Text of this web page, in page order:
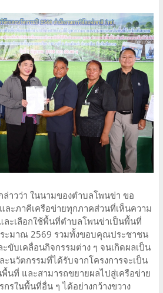
าวว่า ในนามของตำบลโพนข่า ขอ
ะภาคีเครือข่ายทุกภาคส่วนที่เห็นความ
ละเลือกใช้พื้นที่ตำบลโพนข่าเป็นพื้นที่
ระมาณ 2569 รวมทั้งขอบคุณประชาชน
บเคลื่อนกิจกรรมต่าง ๆ จนเกิดผลเป็น
ะนวัตกรรมที่ได้รับจากโครงการจะเป็น
นที่ และสามารถขยายผลไปสู่เครือข่าย
รในพื้นที่อื่น ๆ ได้อย่างกว้างขวาง